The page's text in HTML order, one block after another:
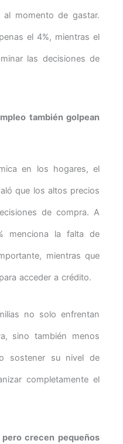
al momento de gastar.
el 4%, mientras el
las decisiones de
también golpean
en los hogares, el
que los altos precios
de compra. A
menciona la falta de
mientras que
acceder a crédito.
no solo enfrentan
sino también menos
sostener su nivel de
completamente el
crecen pequeños